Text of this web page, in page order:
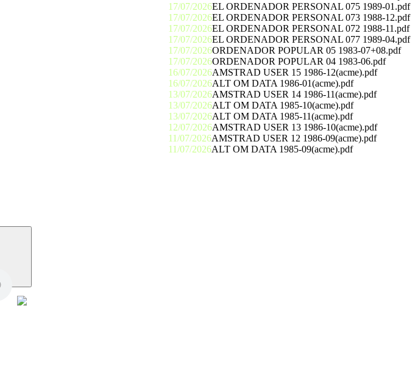
17/07/2026EL ORDENADOR PERSONAL 075 1989-01.pdf
17/07/2026EL ORDENADOR PERSONAL 073 1988-12.pdf
17/07/2026EL ORDENADOR PERSONAL 072 1988-11.pdf
17/07/2026EL ORDENADOR PERSONAL 077 1989-04.pdf
17/07/2026ORDENADOR POPULAR 05 1983-07+08.pdf
17/07/2026ORDENADOR POPULAR 04 1983-06.pdf
16/07/2026AMSTRAD USER 15 1986-12(acme).pdf
16/07/2026ALT OM DATA 1986-01(acme).pdf
13/07/2026AMSTRAD USER 14 1986-11(acme).pdf
13/07/2026ALT OM DATA 1985-10(acme).pdf
13/07/2026ALT OM DATA 1985-11(acme).pdf
12/07/2026AMSTRAD USER 13 1986-10(acme).pdf
11/07/2026AMSTRAD USER 12 1986-09(acme).pdf
11/07/2026ALT OM DATA 1985-09(acme).pdf